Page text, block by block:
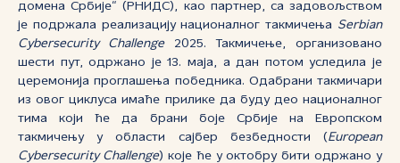
домена Србије“ (РНИДС), као партнер, са задовољством
је подржала реализацију националног такмичења Serbian
Cybersecurity Challenge2025. Такмичење, организовано
шести пут, одржано је 13. маја, а дан потом уследила је
церемонија проглашења победника. Одабрани такмичари
из овог циклуса имаће прилике да буду део националног
тима који ће да брани боје Србије на Европском
такмичењу у области сајбер безбедности (European
Cybersecurity Challenge) које ће у октобру бити одржано у